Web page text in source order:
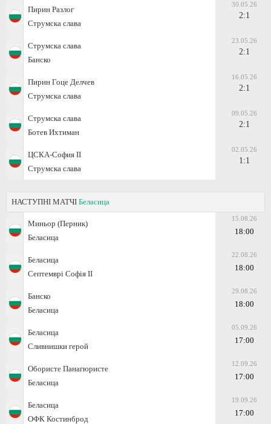
Пирин Разлог
Струмска слава
30.05.26
2:1
Струмска слава
Банско
23.05.26
2:1
Пирин Гоце Делчев
Струмска слава
16.05.26
2:1
Струмска слава
Ботев Ихтиман
09.05.26
2:1
ЦСКА-София II
Струмска слава
02.05.26
1:1
НАСТУПНІ МАТЧІ Беласица
Миньор (Перник)
Беласица
15.08.26
18:00
Беласица
Септемврі Софія II
22.08.26
18:00
Банско
Беласица
29.08.26
18:00
Беласица
Сливнишки герой
05.09.26
17:00
Обористе Панагюристе
Беласица
12.09.26
17:00
Беласица
ОФК Костинброд
19.09.26
17:00